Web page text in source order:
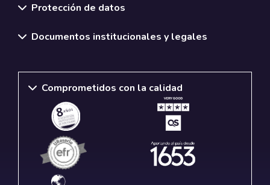
Protección de datos
Documentos institucionales y legales
Comprometidos con la calidad